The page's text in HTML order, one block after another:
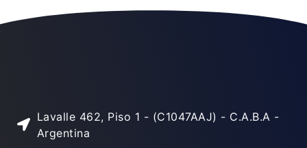
Lavalle 462, Piso 1 - (C1047AAJ) - C.A.B.A -
Argentina